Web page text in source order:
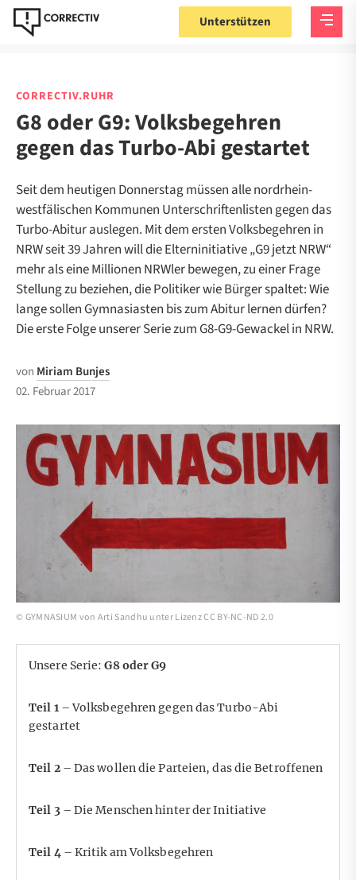
Unterstützen
CORRECTIV.RUHR
G8 oder G9: Volksbegehren
gegen das Turbo-Abi gestartet
Seit dem heutigen Donnerstag müssen alle nordrhein-
westfälischen Kommunen Unterschriftenlisten gegen das
Turbo-Abitur auslegen. Mit dem ersten Volksbegehren in
NRW seit 39 Jahren will die Elterninitiative „G9 jetzt NRW“
mehr als eine Millionen NRWler bewegen, zu einer Frage
Stellung zu beziehen, die Politiker wie Bürger spaltet: Wie
lange sollen Gymnasiasten bis zum Abitur lernen dürfen?
Die erste Folge unserer Serie zum G8-G9-Gewackel in NRW.
von Miriam Bunjes
02. Februar 2017
©GYMNASIUM von Arti Sandhu unterLizenz CC BY-NC-ND 2.0
Unsere Serie:G8 oder G9
Teil 1–Volksbegehren gegen das Turbo-Abi
gestartet
Teil 2– Das wollen die Parteien, das die Betroffenen
Teil 3– Die Menschen hinter der Initiative
Teil 4 – Kritik am Volksbegehren